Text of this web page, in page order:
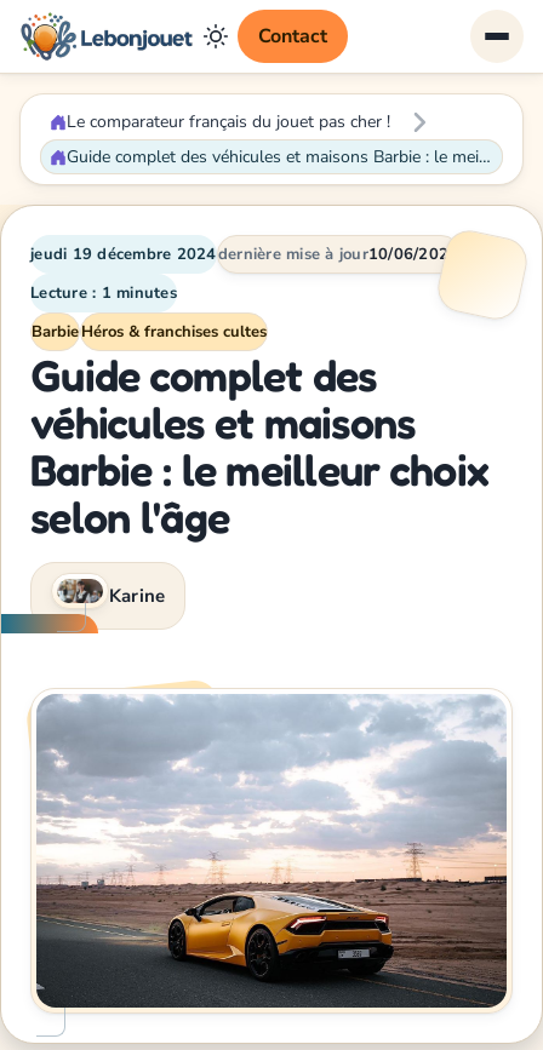
Contact
Le comparateur français du jouet pas cher !
Guide complet des véhicules et maisons Barbie : le meilleur choix selon l'âge
jeudi 19 décembre 2024dernière mise à jour10/06/2026
Lecture : 1 minutes
BarbieHéros & franchises cultes
Guide complet des
véhicules et maisons
Barbie : le meilleur choix
selon l'âge
Karine